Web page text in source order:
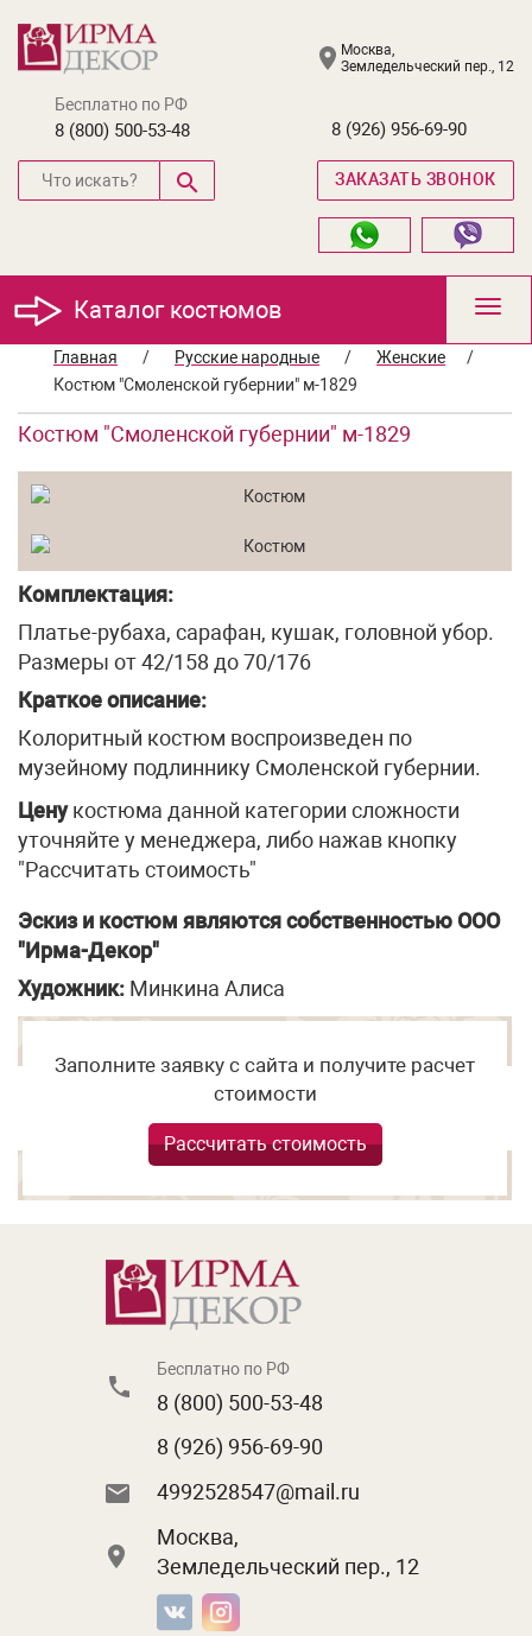
Москва,
Земледельческий пер., 12
Бесплатно по РФ
8 (800) 500-53-48 8 (926) 956-69-90
ЗАКАЗАТЬ ЗВОНОК
Каталог костюмов
Главная
/ Русские народные / Женские
/
Костюм "Смоленской губернии" м-1829
Костюм "Смоленской губернии" м-1829
Комплектация:
Платье-рубаха, сарафан, кушак, головной убор.
Размеры от 42/158 до 70/176
Краткое описание:
Колоритный костюм воспроизведен по
музейному подлиннику Смоленской губернии.
Ценукостюма данной категории сложности
уточняйте у менеджера, либо нажав кнопку
"Рассчитать стоимость"
Эскиз и костюм являются собственностью ООО
"Ирма-Декор"
Художник: Минкина Алиса
Заполните заявку с сайта и получите расчет
стоимости
Рассчитать стоимость
Бесплатно по РФ
8 (800) 500-53-48
8 (926) 956-69-90
4992528547@mail.ru
Москва,
Земледельческий пер., 12